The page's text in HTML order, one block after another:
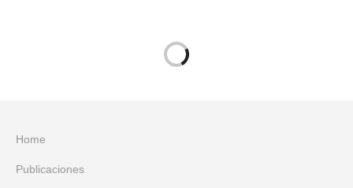
Home
Publicaciones